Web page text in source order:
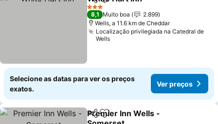
PartilharAdicionar aos favoritos
3 Estrelas
8,1 Muito boa
2.899
Wells, a 11.6 km de Cheddar
Localização privilegiada na Catedral de
Wells
Selecione as datas para ver os preços
exatos.
Ver preços
PartilharAdicionar aos favoritos
Premier Inn Wells -